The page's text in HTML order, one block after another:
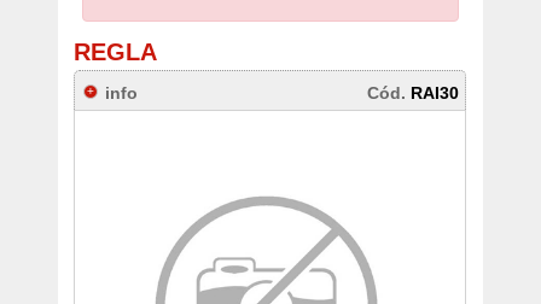
REGLA
info Cód. RAI30